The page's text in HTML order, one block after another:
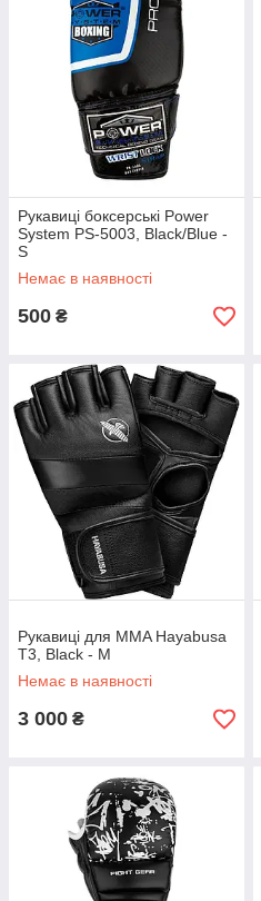
Рукавиці боксерські Power
System PS-5003, Black/Blue -
S
Немає в наявності
500 ₴
Рукавиці для MMA Hayabusa
T3, Black - M
Немає в наявності
3 000 ₴